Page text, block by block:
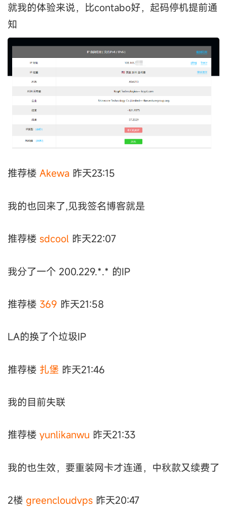
就我的体验来说，比contabo好，起码停机提前通
知
推荐楼 Akewa 昨天23:15
我的也回来了,见我签名博客就是
推荐楼 sdcool 昨天22:07
我分了一个 200.229.*.* 的IP
推荐楼 369 昨天21:58
LA的换了个垃圾IP
推荐楼 扎堡 昨天21:46
我的目前失联
推荐楼 yunlikanwu 昨天21:33
我的也生效，要重装网卡才连通，中秋款又续费了
2楼 greencloudvps 昨天20:47